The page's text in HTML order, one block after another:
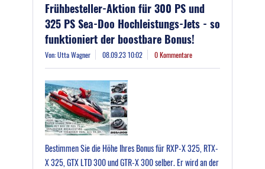
Frühbesteller-Aktion für 300 PS und
325 PS Sea-Doo Hochleistungs-Jets - so
funktioniert der boostbare Bonus!
Von: Utta Wagner 08.09.23 10:02 0 Kommentare
Bestimmen Sie die Höhe Ihres Bonus für RXP-X 325, RTX-
X 325, GTX LTD 300 und GTR-X 300 selber. Er wird an der